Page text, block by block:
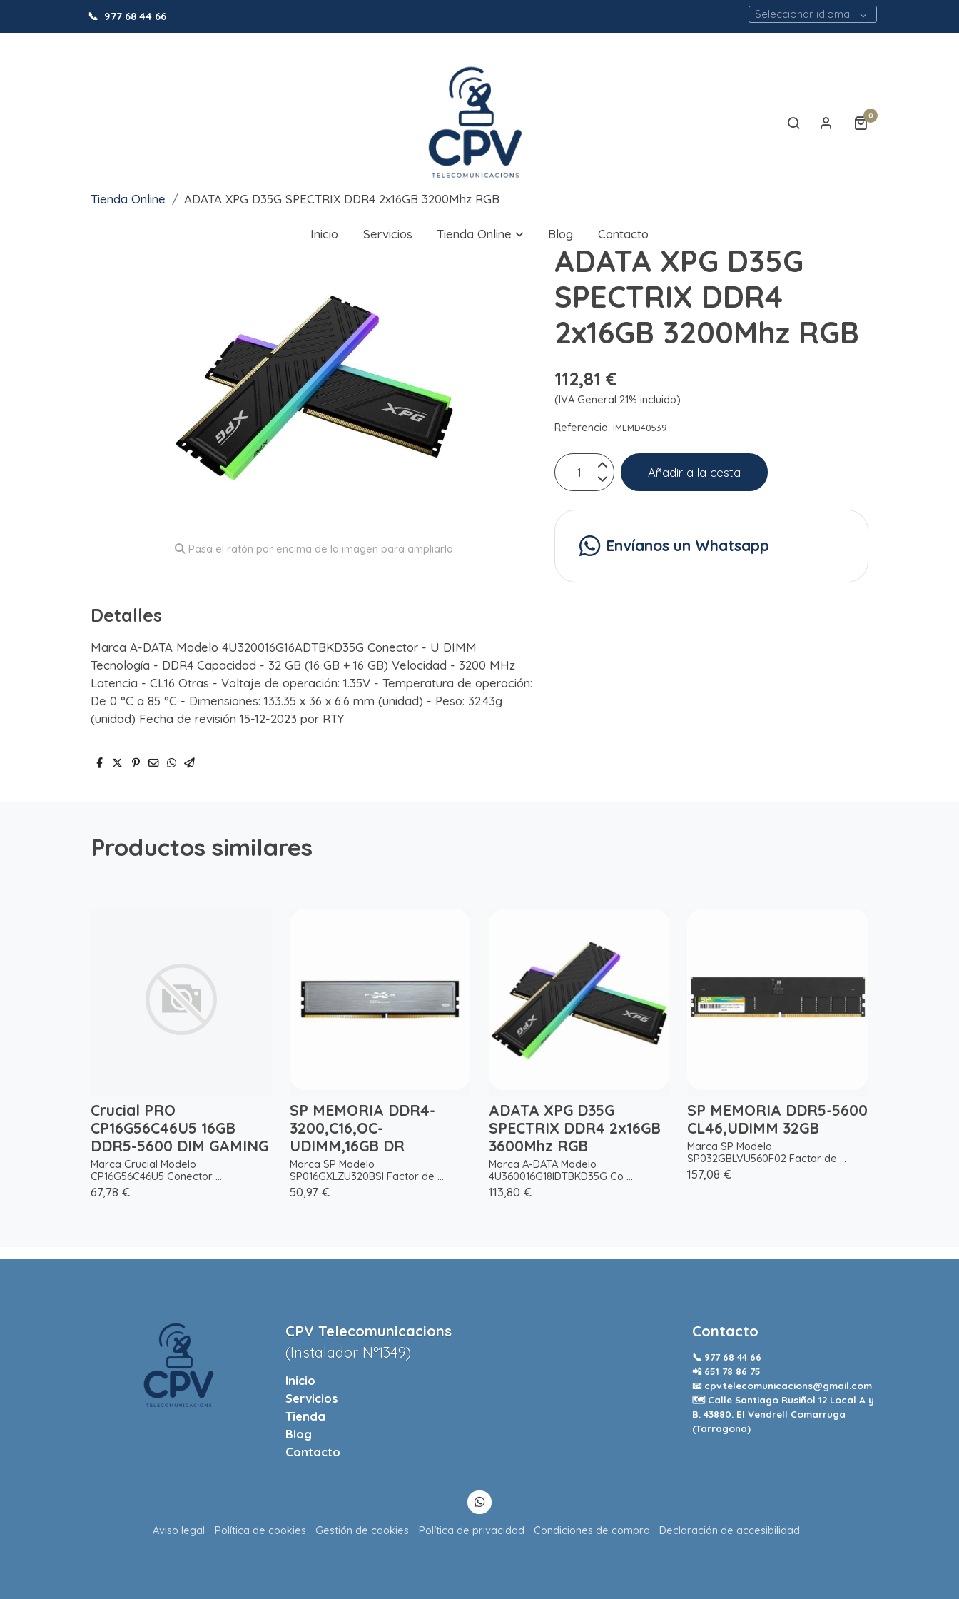
📞 977 68 44 66 Seleccionar idioma
0
Inicio Servicios Tienda Online Blog Contacto
Tienda Online ADATA XPG D35G SPECTRIX DDR4 2x16GB 3200Mhz RGB
Pasa el ratón por encima de la imagen para ampliarla
Detalles
Marca A-DATA Modelo 4U320016G16ADTBKD35G Conector - U DIMM
Tecnología - DDR4 Capacidad - 32 GB (16 GB + 16 GB) Velocidad - 3200 MHz
Latencia - CL16 Otras - Voltaje de operación: 1.35V - Temperatura de operación:
De 0 °C a 85 °C - Dimensiones: 133.35 x 36 x 6.6 mm (unidad) - Peso: 32.43g
(unidad) Fecha de revisión 15-12-2023 por RTY
ADATA XPG D35G
SPECTRIX DDR4
2x16GB 3200Mhz RGB
112,81 €
(IVA General 21% incluido)
Referencia: IMEMD40539
Añadir a la cesta
Envíanos un Whatsapp
Productos similares
Crucial PRO
CP16G56C46U5 16GB
DDR5-5600 DIM GAMING
Marca Crucial Modelo
CP16G56C46U5 Conector ...
67,78 €
SP MEMORIA DDR4-
3200,C16,OC-
UDIMM,16GB DR
Marca SP Modelo
SP016GXLZU320BSI Factor de ...
50,97 €
ADATA XPG D35G
SPECTRIX DDR4 2x16GB
3600Mhz RGB
Marca A-DATA Modelo
4U360016G18IDTBKD35G Co ...
113,80 €
SP MEMORIA DDR5-5600
CL46,UDIMM 32GB
Marca SP Modelo
SP032GBLVU560F02 Factor de ...
157,08 €
CPV Telecomunicacions
(Instalador Nº1349)
Inicio
Servicios
Tienda
Blog
Contacto
Contacto
📞 977 68 44 66
📲 651 78 86 75
📧 cpvtelecomunicacions@gmail.com
🗺️ Calle Santiago Rusiñol 12 Local A y
B. 43880. El Vendrell Comarruga
(Tarragona)
Aviso legal Política de cookies Gestión de cookies Política de privacidad Condiciones de compra Declaración de accesibilidad